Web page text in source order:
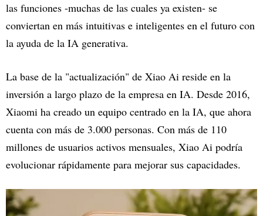
las funciones -muchas de las cuales ya existen- se
conviertan en más intuitivas e inteligentes en el futuro con
la ayuda de la IA generativa.
La base de la "actualización" de Xiao Ai reside en la
inversión a largo plazo de la empresa en IA. Desde 2016,
Xiaomi ha creado un equipo centrado en la IA, que ahora
cuenta con más de 3.000 personas. Con más de 110
millones de usuarios activos mensuales, Xiao Ai podría
evolucionar rápidamente para mejorar sus capacidades.